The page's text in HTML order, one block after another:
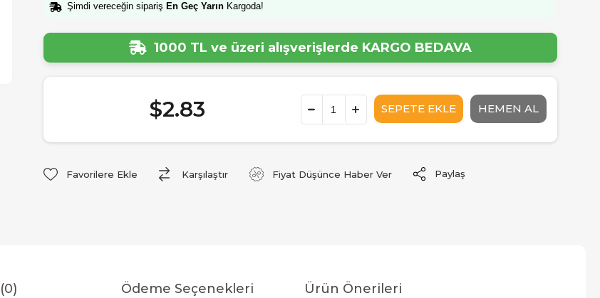
Şimdi vereceğin sipariş En Geç Yarın Kargoda!
1000 TL ve üzeri alışverişlerde KARGO BEDAVA
$2.83
Favorilere Ekle Karşılaştır Fiyat Düşünce Haber Ver Paylaş
(0) Ödeme Seçenekleri Ürün Önerileri